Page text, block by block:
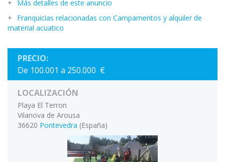
Más detalles de este anuncio
Franquicias relacionadas con Campamentos y alquiler de
material acuatico
PRECIO:
De 100.001 a 250.000 €
LOCALIZACIÓN
Playa El Terron
Vilanova de Arousa
36620 Pontevedra (España)